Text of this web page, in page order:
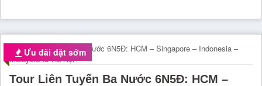
Ưu đãi đặt sớm
Tour Liên Tuyến Ba Nước 6N5Đ: HCM –